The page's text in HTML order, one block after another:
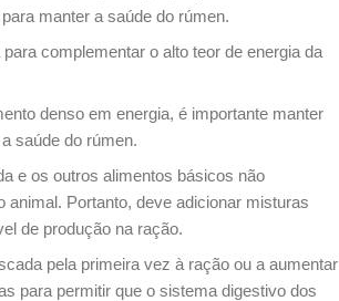
manter a saúde do rúmen.
complementar o alto teor de energia da
denso em energia, é importante manter
saúde do rúmen.
e os outros alimentos básicos não
Portanto, deve adicionar misturas
de produção na ração.
pela primeira vez à ração ou a aumentar
para permitir que o sistema digestivo dos